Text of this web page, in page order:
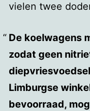
vielen twee
De koelwagens
zodat geen
Limburgse
bevoorraad,